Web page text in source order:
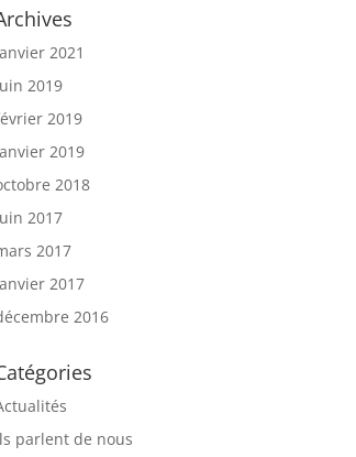
2021
2019
2019
2019
2018
2017
2017
2017
2016
parlent de nous